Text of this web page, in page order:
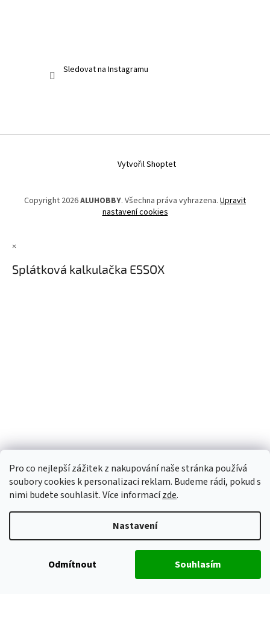
Pro co nejlepší zážitek z nakupování naše stránka používá
soubory cookies k personalizaci reklam. Budeme rádi, pokud s
nimi budete souhlasit. Více informacízde.
Nastavení
Odmítnout Souhlasím
Sledovat na Instagramu
Vytvořil Shoptet
Copyright 2026ALUHOBBY. Všechna práva vyhrazena. Upravit
nastavení cookies
×
Splátková kalkulačka ESSOX